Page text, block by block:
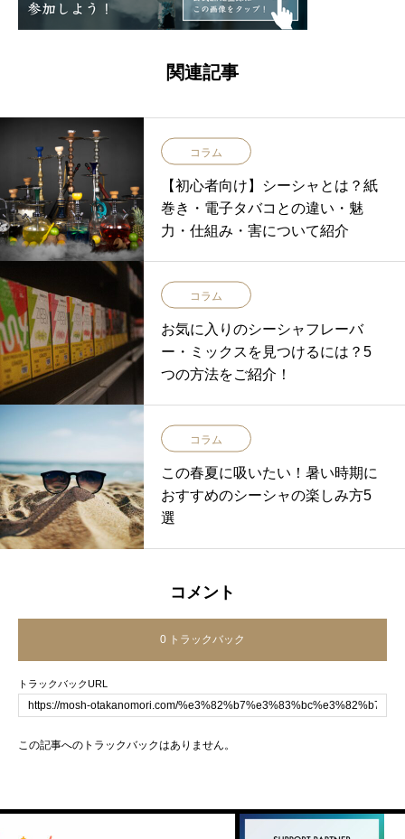
関連記事
コラム
【初心者向け】シーシャとは？紙
巻き・電子タバコとの違い・魅
力・仕組み・害について紹介
コラム
お気に入りのシーシャフレーバ
ー・ミックスを見つけるには？5
つの方法をご紹介！
コラム
この春夏に吸いたい！暑い時期に
おすすめのシーシャの楽しみ方5
選
コメント
0 トラックバック
トラックバックURL
この記事へのトラックバックはありません。